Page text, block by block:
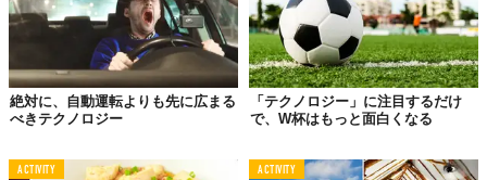
絶対に、自動運転よりも先に広まる
べきテクノロジー
「テクノロジー」に注目するだけ
で、W杯はもっと面白くなる
ACTIVITY ACTIVITY